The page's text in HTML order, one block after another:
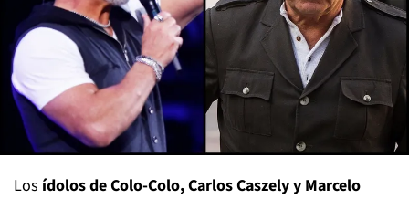
Los ídolos de Colo-Colo, Carlos Caszely y Marcelo